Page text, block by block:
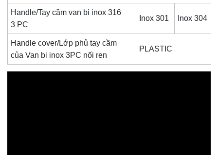
Handle/Tay cầm van bi inox 316
3 PC
Inox 301 Inox 304
Handle cover/Lớp phủ tay cầm
củaVan bi inox 3PC nối ren
PLASTIC